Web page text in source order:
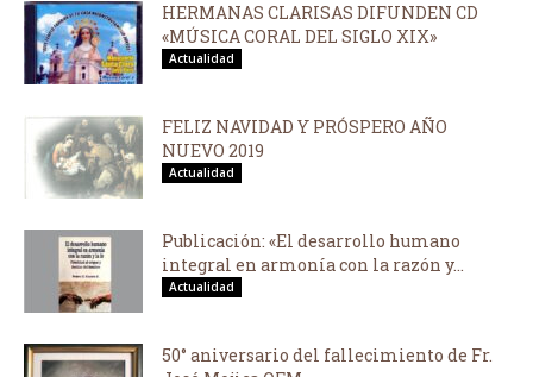
HERMANAS CLARISAS DIFUNDEN CD
«MÚSICA CORAL DEL SIGLO XIX»
Actualidad
FELIZ NAVIDAD Y PRÓSPERO AÑO
NUEVO 2019
Actualidad
Publicación: «El desarrollo humano
integral en armonía con la razón y...
Actualidad
50° aniversario del fallecimiento de Fr.